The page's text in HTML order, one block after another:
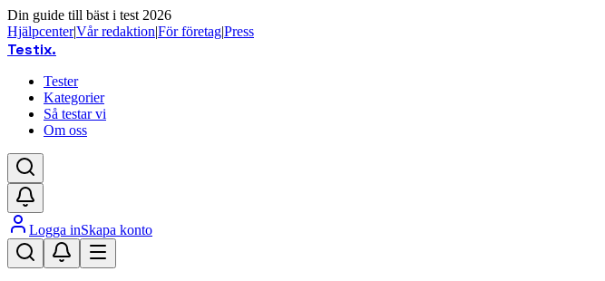
Din guide till bäst i test 2026
Hjälpcenter|Vår redaktion|För företag|Press
Testix.
Tester
Kategorier
Så testar vi
Om oss
Logga inSkapa konto